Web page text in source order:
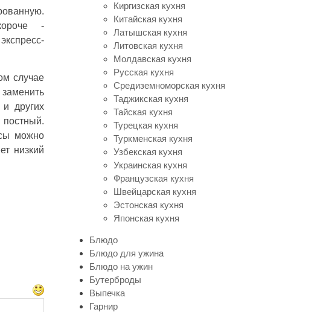
-
случае
других
можно
низкий
Киргизская кухня
Китайская кухня
Латышская кухня
Литовская кухня
Молдавская кухня
Русская кухня
Средиземноморская кухня
Таджикская кухня
Тайская кухня
Турецкая кухня
Туркменская кухня
Узбекская кухня
Украинская кухня
Французская кухня
Швейцарская кухня
Эстонская кухня
Японская кухня
Блюдо
Блюдо для ужина
Блюдо на ужин
Бутерброды
Выпечка
Гарнир